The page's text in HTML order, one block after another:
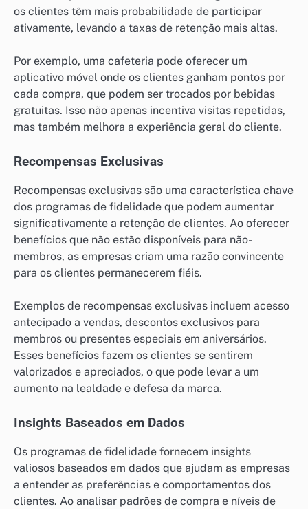
os clientes têm mais probabilidade de participar
ativamente, levando a taxas de retenção mais altas.
Por exemplo, uma cafeteria pode oferecer um
aplicativo móvel onde os clientes ganham pontos por
cada compra, que podem ser trocados por bebidas
gratuitas. Isso não apenas incentiva visitas repetidas,
mas também melhora a experiência geral do cliente.
Recompensas Exclusivas
Recompensas exclusivas são uma característica chave
dos programas de fidelidade que podem aumentar
significativamente a retenção de clientes. Ao oferecer
benefícios que não estão disponíveis para não-
membros, as empresas criam uma razão convincente
para os clientes permanecerem fiéis.
Exemplos de recompensas exclusivas incluem acesso
antecipado a vendas, descontos exclusivos para
membros ou presentes especiais em aniversários.
Esses benefícios fazem os clientes se sentirem
valorizados e apreciados, o que pode levar a um
aumento na lealdade e defesa da marca.
Insights Baseados em Dados
Os programas de fidelidade fornecem insights
valiosos baseados em dados que ajudam as empresas
a entender as preferências e comportamentos dos
clientes. Ao analisar padrões de compra e níveis de